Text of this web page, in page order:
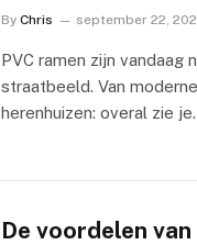
By Chris september 22,
PVC ramen zijn
straatbeeld. Van
herenhuizen: overal zie
De voordelen